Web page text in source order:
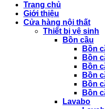
Trang chủ
Giới thiệu
Cửa hàng nội thất
Thiết bị vệ sinh
Bồn cầu
Bồn
Bồn
Bồn
Bồn
Bồn
Bồn
Lavabo